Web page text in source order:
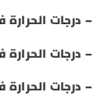
– درجات الحرارة فى
– درجات الحرارة فى
– درجات الحرارة فى